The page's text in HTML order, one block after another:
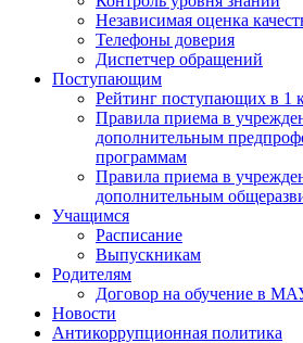
Независимая оценка
Телефоны доверия
Диспетчер обращений
Поступающим
Рейтинг поступающих в 1
Правила приема в учреждение по
дополнительным
программам
Правила приема в
дополнительным
Учащимся
Расписание
Выпускникам
Родителям
Договор на обучение в
Новости
Антикоррупционная политика